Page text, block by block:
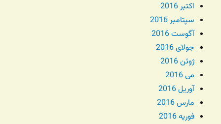
اکتبر 2016
سپتامبر 2016
آگوست 2016
جولای 2016
ژوئن 2016
می 2016
آوریل 2016
مارس 2016
فوریه 2016